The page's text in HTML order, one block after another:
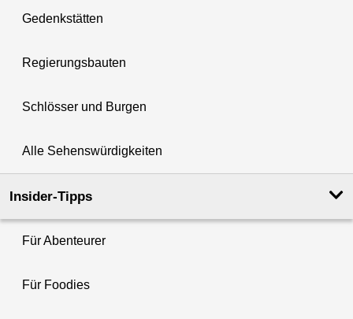
Gedenkstätten
Regierungsbauten
Schlösser und Burgen
Alle Sehenswürdigkeiten
Insider-Tipps
Für Abenteurer
Für Foodies